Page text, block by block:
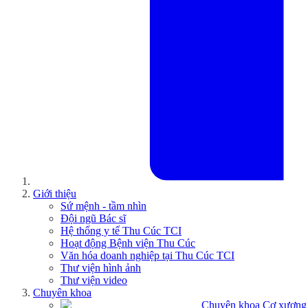
Giới thiệu
Sứ mệnh - tầm nhìn
Đội ngũ Bác sĩ
Hệ thống y tế Thu Cúc TCI
Hoạt động Bệnh viện Thu Cúc
Văn hóa doanh nghiệp tại Thu Cúc TCI
Thư viện hình ảnh
Thư viện video
Chuyên khoa
Chuyên khoa Cơ